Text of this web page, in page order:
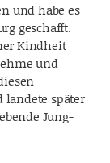
und habe es
geschafft.
Kindheit
und
landete später
Jung-